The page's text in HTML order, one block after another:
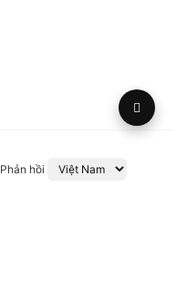
Phản hồi